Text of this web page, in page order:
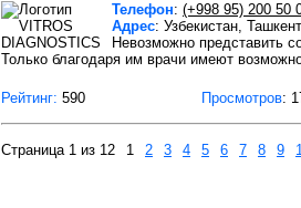
Телефон: (+998 95) 200 50
Адрес: Узбекистан,
Невозможно представить
Только благодаря им врачи имеют
Рейтинг: 590 Просмотров:
Страница 1 из 12 1 2 3 4 5 6 7 8 9